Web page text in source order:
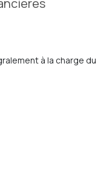
à la charge du